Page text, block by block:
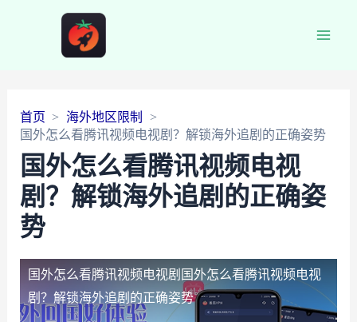
首页
海外地区限制
国外怎么看腾讯视频电视剧？解锁海外追剧的正确姿势
国外怎么看腾讯视频电视
剧？解锁海外追剧的正确姿
势
国外怎么看腾讯视频电视剧 国外怎么看腾讯视频电视
剧？解锁海外追剧的正确姿势